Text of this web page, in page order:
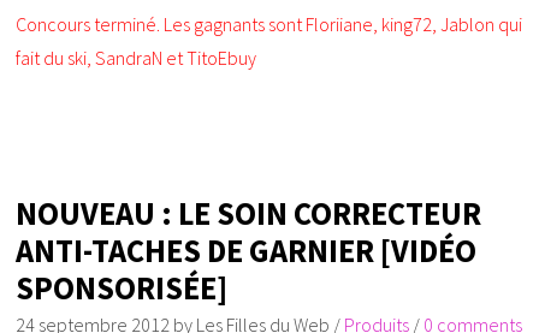
Concours terminé. Les gagnants sont Floriiane, king72, Jablon qui
fait du ski, SandraN et TitoEbuy
NOUVEAU : LE SOIN CORRECTEUR
ANTI-TACHES DE GARNIER [VIDÉO
SPONSORISÉE]
24 septembre 2012 by Les Filles du Web / Produits / 0 comments